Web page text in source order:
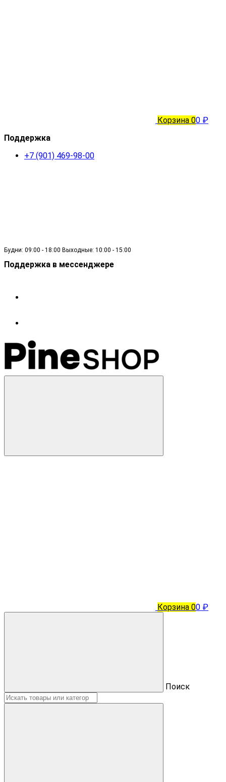
Корзина 00 ₽
Поддержка
+7 (901) 469-98-00
Будни: 09:00 - 18:00 Выходные: 10:00 - 15:00
Поддержка в мессенджере
Корзина 00 ₽
Поиск